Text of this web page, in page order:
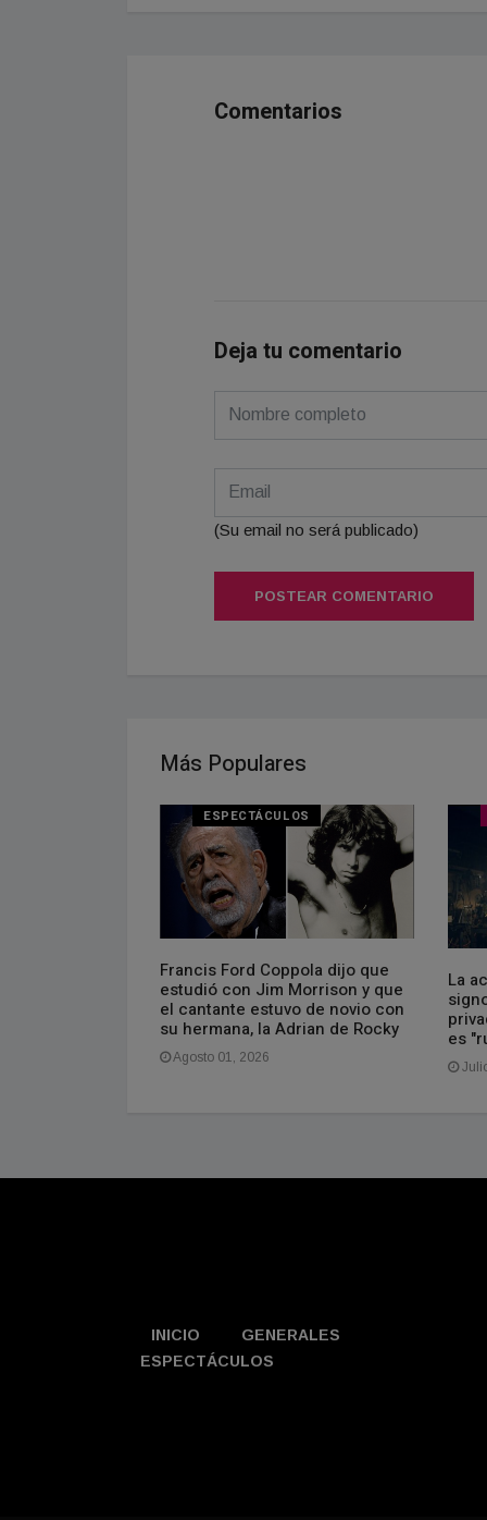
Comentarios
Deja tu comentario
(Su email no será publicado)
POSTEAR COMENTARIO
Más Populares
ESPECTÁCULOS
Francis Ford Coppola dijo que
estudió con Jim Morrison y que
el cantante estuvo de novio con
su hermana, la Adrian de Rocky
Agosto 01, 2026
La
es
INICIO
GENERALES
ESPECTÁCULOS